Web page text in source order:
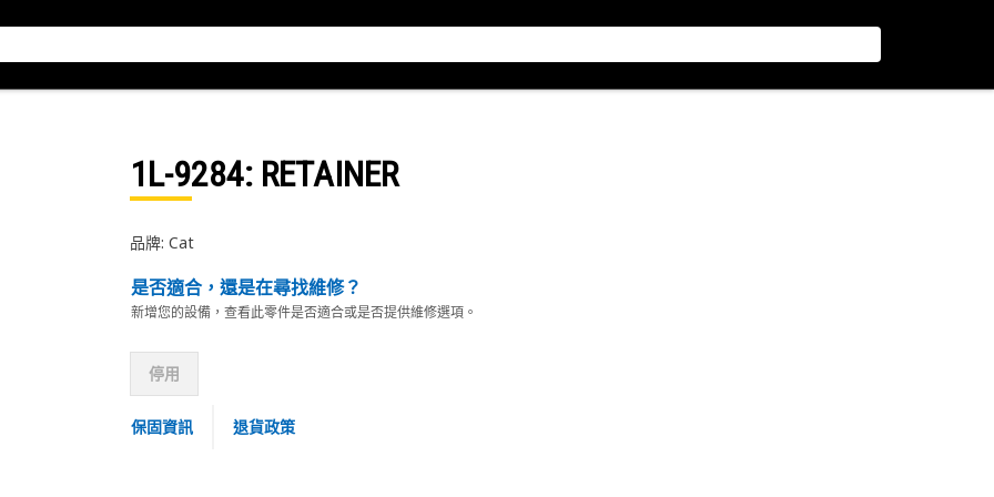
1L-9284: RETAINER
品牌: Cat
是否適合，還是在尋找維修？
新增您的設備，查看此零件是否適合或是否提供維修選項。
停用
保固資訊 退貨政策